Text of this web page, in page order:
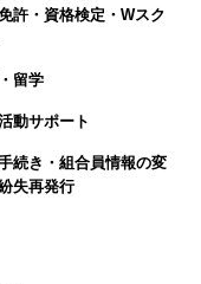
許・資格検定・Wスク
留学
動サポート
続き・組合員情報の変
失再発行